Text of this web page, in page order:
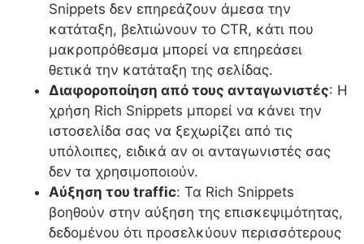
Snippets δεν επηρεάζουν άμεσα την
κατάταξη, βελτιώνουν το CTR, κάτι που
μακροπρόθεσμα μπορεί να επηρεάσει
θετικά την κατάταξη της σελίδας.
Διαφοροποίηση από τους ανταγωνιστές: Η
χρήση Rich Snippets μπορεί να κάνει την
ιστοσελίδα σας να ξεχωρίζει από τις
υπόλοιπες, ειδικά αν οι ανταγωνιστές σας
δεν τα χρησιμοποιούν.
Αύξηση του traffic: Τα Rich Snippets
βοηθούν στην αύξηση της επισκεψιμότητας,
δεδομένου ότι προσελκύουν περισσότερους